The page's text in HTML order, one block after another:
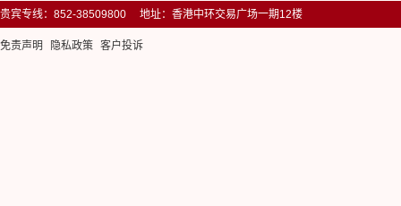
贵宾专线：852-38509800 地址：香港中环交易广场一期12楼
免责声明 隐私政策 客户投诉